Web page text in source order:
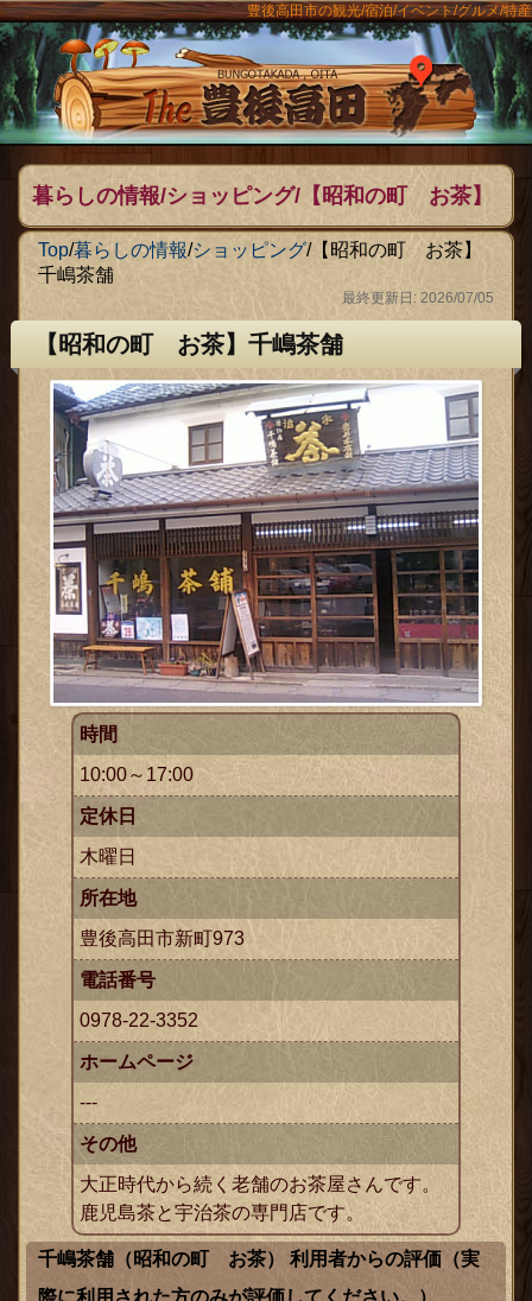
豊後高田市の観光/宿泊/イベント/グルメ/特産
The豊後
暮らしの情報/ショッピング/【昭和の町 お茶】
千嶋茶舗
Top/暮らしの情報/ショッピング/【昭和の町 お茶】
千嶋茶舗
最終更新日: 2026/07/05
【昭和の町 お茶】千嶋茶舗
時間
10:00～17:00
定休日
木曜日
所在地
豊後高田市新町973
電話番号
0978-22-3352
ホームページ
---
その他
大正時代から続く老舗のお茶屋さんです。
鹿児島茶と宇治茶の専門店です。
千嶋茶舗（昭和の町 お茶） 利用者からの評価（実
メニュー